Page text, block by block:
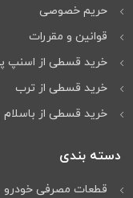
حریم خصوصی
قوانین و مقررات
خرید قسطی از اسنپ
خرید قسطی از ترب
خرید قسطی از باسلام
دسته بندی
قطعات مصرفی خودرو